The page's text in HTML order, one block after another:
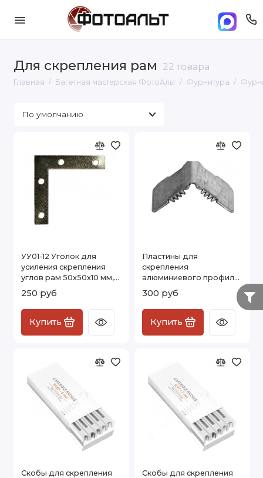
Для скрепления рам 22 товара
Главная Багетная мастерская ФотоАльт Фурнитура
УУ01-12 Уголок для
усиления скрепления
углов рам 50х50х10 мм,
латунь, 12 шт.
250 руб
Купить
Пластины для
скрепления
алюминиевого профиля
ZZ-12, 24х24х16 мм
300 руб
Купить
Скобы для скрепления
Скобы для скрепления